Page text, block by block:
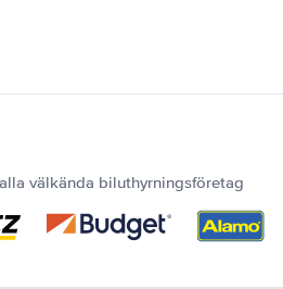
välkända biluthyrningsföretag